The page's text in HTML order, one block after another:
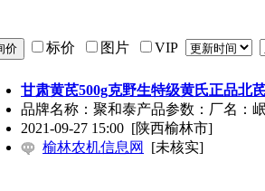
标价 图片 VIP
甘肃黄芪500g克野生特级黄氏正品北
品牌名称：聚和泰产品参数：厂名：
2021-09-27 15:00 [陕西榆林市]
榆林农机信息网
[未核实]